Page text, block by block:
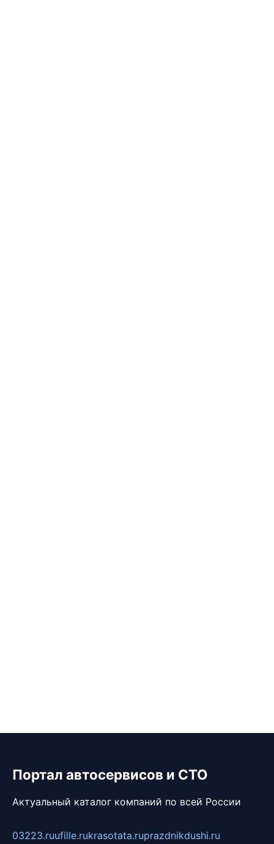
Портал автосервисов и СТО
Актуальный каталог компаний по всей России
03223.ruufille.rukrasotata.ruprazdnikdushi.ru